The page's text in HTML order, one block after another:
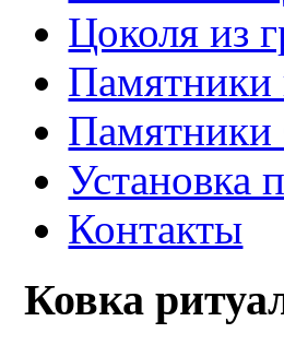
Цоколя из
Памятники
Установка
Контакты
Ковка